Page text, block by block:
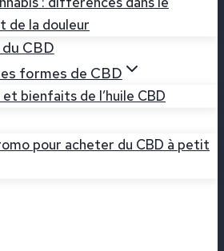
de la douleur
CBD
formes de CBD
bienfaits de l’huile CBD
pour acheter du CBD à petit